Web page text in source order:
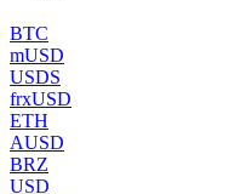
BTC
mUSD
USDS
frxUSD
ETH
AUSD
BRZ
USD